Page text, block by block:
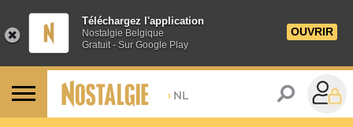
Téléchargez l'application
Nostalgie Belgique
Gratuit - Sur Google Play
OUVRIR
> NL